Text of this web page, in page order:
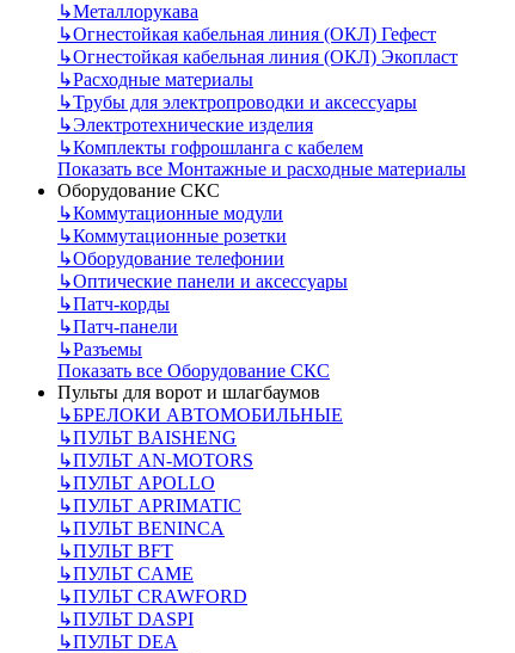
↳Металлорукава
↳Огнестойкая кабельная линия (ОКЛ) Гефест
↳Огнестойкая кабельная линия (ОКЛ) Экопласт
↳Расходные материалы
↳Трубы для электропроводки и аксессуары
↳Электротехнические изделия
↳Комплекты гофрошланга с кабелем
Показать все Монтажные и расходные материалы
Оборудование СКС
↳Коммутационные модули
↳Коммутационные розетки
↳Оборудование телефонии
↳Оптические панели и аксессуары
↳Патч-корды
↳Патч-панели
↳Разъемы
Показать все Оборудование СКС
Пульты для ворот и шлагбаумов
↳БРЕЛОКИ АВТОМОБИЛЬНЫЕ
↳ПУЛЬТ BAISHENG
↳ПУЛЬТ AN-MOTORS
↳ПУЛЬТ APOLLO
↳ПУЛЬТ APRIMATIC
↳ПУЛЬТ BENINCA
↳ПУЛЬТ BFT
↳ПУЛЬТ CAME
↳ПУЛЬТ CRAWFORD
↳ПУЛЬТ DASPI
↳ПУЛЬТ DEA